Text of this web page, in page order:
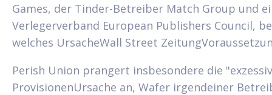
Games, der Tinder-Betreiber Match Group und
Verlegerverband European Publishers Council,
welches UrsacheWall Street
Perish Union prangert insbesondere die
ProvisionenUrsache an, Wafer irgendeiner